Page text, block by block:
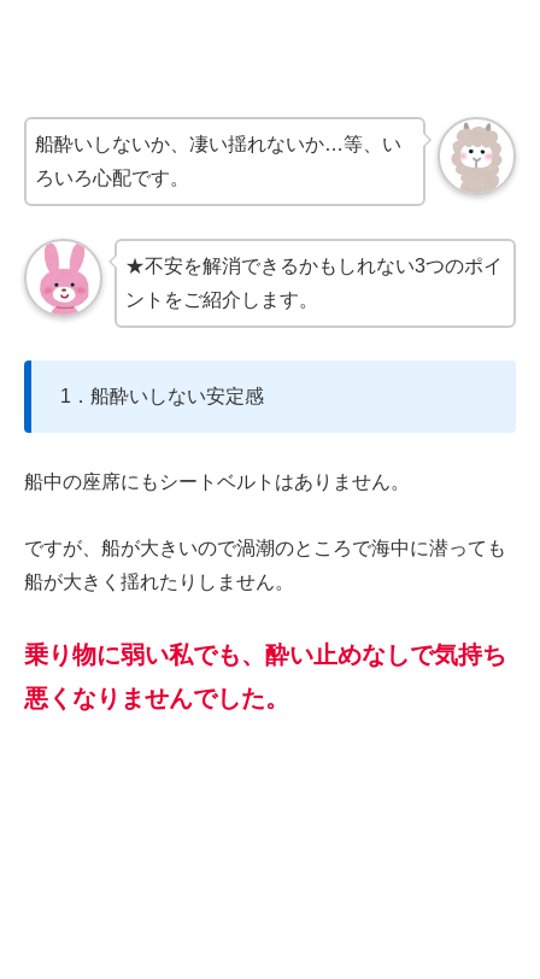
船酔いしないか、凄い揺れないか…等、い
ろいろ心配です。
★不安を解消できるかもしれない3つのポイ
ントをご紹介します。
1．船酔いしない安定感
船中の座席にもシートベルトはありません。
ですが、船が大きいので渦潮のところで海中に潜っても
船が大きく揺れたりしません。
乗り物に弱い私でも、酔い止めなしで気持ち
悪くなりませんでした。